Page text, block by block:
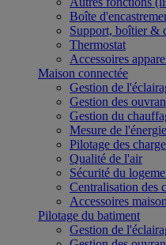
Boîte
Support, boîtier &
Thermostat
Accessoires
Maison connectée
Gestion de
Gestion des
Gestion du
Mesure de l'énergie
Pilotage des
Qualité de l'air
Sécurité du
Centralisation des
Accessoires
Pilotage du batiment
Gestion de